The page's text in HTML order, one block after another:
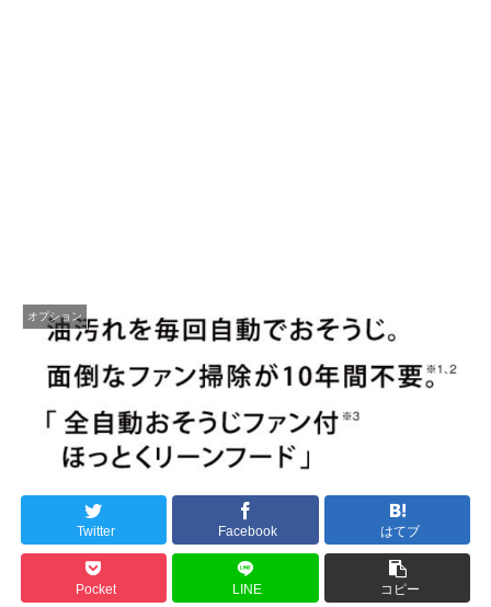
オプション
Twitter Facebook はてブ
Pocket LINE コピー